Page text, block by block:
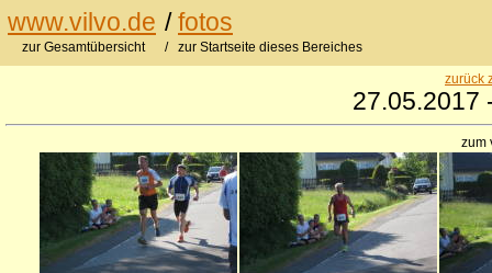
www.vilvo.de /fotos
zur Gesamtübersicht / zur Startseite dieses Bereiches
zurück
27.05.2017
zum